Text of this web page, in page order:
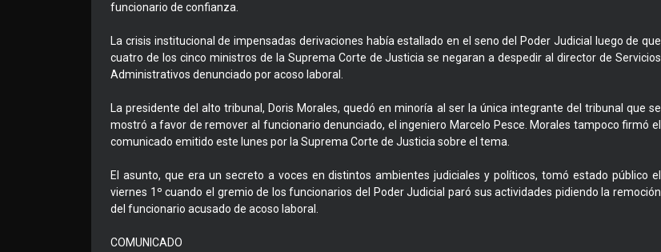
funcionario de confianza.
La crisis institucional de impensadas derivaciones había estallado en el seno del Poder Judicial luego de que
cuatro de los cinco ministros de la Suprema Corte de Justicia se negaran a despedir al director de Servicios
Administrativos denunciado por acoso laboral.
La presidente del alto tribunal, Doris Morales, quedó en minoría al ser la única integrante del tribunal que se
mostró a favor de remover al funcionario denunciado, el ingeniero Marcelo Pesce. Morales tampoco firmó el
comunicado emitido este lunes por la Suprema Corte de Justicia sobre el tema.
El asunto, que era un secreto a voces en distintos ambientes judiciales y políticos, tomó estado público el
viernes 1º cuando el gremio de los funcionarios del Poder Judicial paró sus actividades pidiendo la remoción
del funcionario acusado de acoso laboral.
COMUNICADO